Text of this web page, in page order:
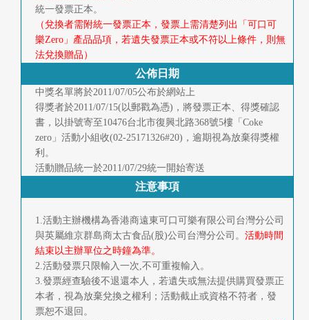
統一發票正本。
（兌換者需附統一發票正本，發票上需清楚列出「可口可
樂Zero」產品品項，若遺失發票正本或不符以上條件，則無
法兌換贈品）
公佈日期
中獎名單將於2011/07/05公布於網站上
得獎者於2011/07/15(以郵戳為憑)，將發票正本、得獎確認
書，以掛號寄至10476台北市復興北路368號5樓「Coke
zero」活動小組收(02-25171326#20)，逾期視為放棄得獎權
利。
活動贈品統一於2011/07/29統一開始寄送
注意事項
1.活動主辦機構為香港商遠東可口可樂有限公司台灣分公司
與英屬維京群島商太古食品(股)公司台灣分公司。 活動時間
結束以主辦單位之時鐘為準。
2.活動發票只限輸入一次,不可重複輸入。
3.發票經查驗後不退還本人，若遺失或無法提供購買發票正
本者，視為放棄兌換之權利；活動截止或資格不符者，發
票恕不退回。